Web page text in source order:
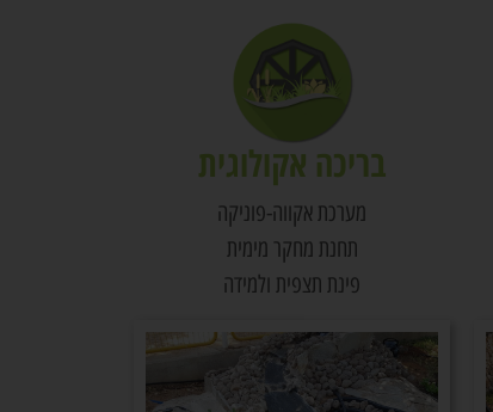
בריכה אקולוגית
מערכת אקווה-פוניקה
תחנת מחקר מימית
פינת תצפית ולמידה